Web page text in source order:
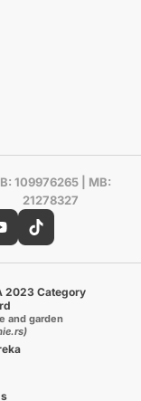
109976265 | MB:
21278327
2023 Category
and garden